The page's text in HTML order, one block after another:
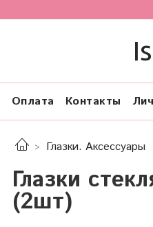
Оплата Контакты
Глазки. Аксессуары
Глазки
(2шт)